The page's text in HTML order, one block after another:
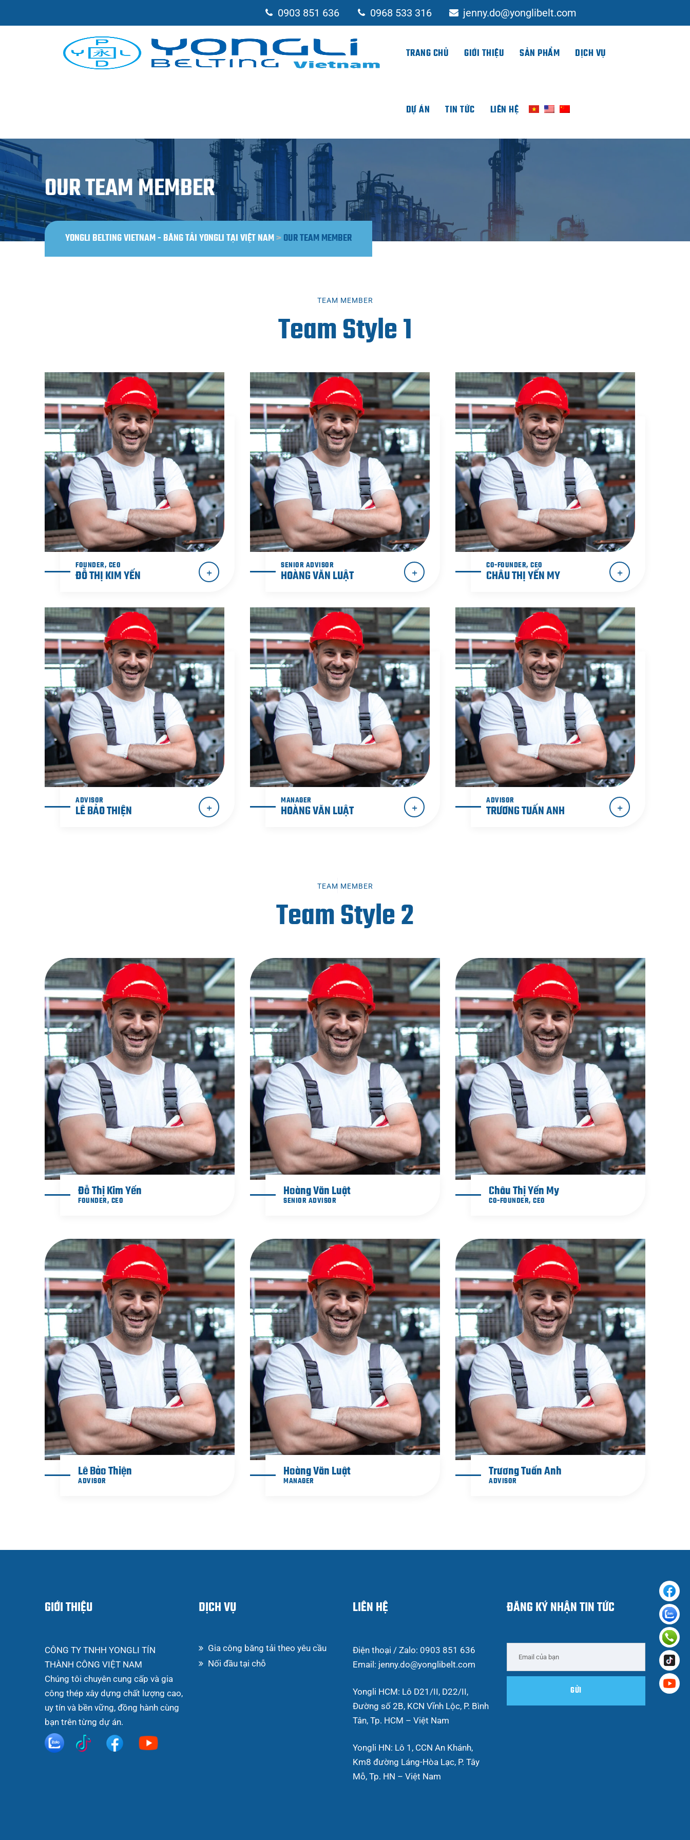
0903 851 636 0968 533 316 jenny.do@yonglibelt.com
TRANG CHỦ GIỚI THIỆU SẢN PHẨM DỊCH VỤ
DỰ ÁN TIN TỨC LIÊN HỆ
OUR TEAM MEMBER
YONGLI BELTING VIETNAM - BĂNG TẢI YONGLI TẠI VIỆT NAM>OUR TEAM MEMBER
TEAM MEMBER
Team Style 1
FOUNDER, CEO
ĐỖ THỊ KIM YẾN
SENIOR ADVISOR
HOÀNG VĂN LUẬT
CO-FOUNDER, CEO
CHÂU THỊ YẾN MY
ADVISOR
LÊ BẢO THIỆN
MANAGER
HOÀNG VĂN LUẬT
ADVISOR
TRƯƠNG TUẤN ANH
TEAM MEMBER
Team Style 2
Đỗ Thị Kim Yến
FOUNDER, CEO
Hoàng Văn Luật
SENIOR ADVISOR
Châu Thị Yến My
CO-FOUNDER, CEO
Lê Bảo Thiện
ADVISOR
Hoàng Văn Luật
MANAGER
Trương Tuấn Anh
ADVISOR
GIỚI THIỆU
CÔNG TY TNHH YONGLI TÍN
THÀNH CÔNG VIỆT NAM
Chúng tôi chuyên cung cấp và gia
công thép xây dựng chất lượng cao,
uy tín và bền vững, đồng hành cùng
bạn trên từng dự án.
DỊCH VỤ
Gia công băng tải theo yêu cầu
Nối đầu tại chỗ
LIÊN HỆ
Điện thoại / Zalo: 0903 851 636
Email: jenny.do@yonglibelt.com
Yongli HCM: Lô D21/II, D22/II,
Đường số 2B, KCN Vĩnh Lộc, P. Bình
Tân, Tp. HCM – Việt Nam
Yongli HN: Lô 1, CCN An Khánh,
Km8 đường Láng-Hòa Lạc, P. Tây
Mỗ, Tp. HN – Việt Nam
ĐĂNG KÝ NHẬN TIN TỨC